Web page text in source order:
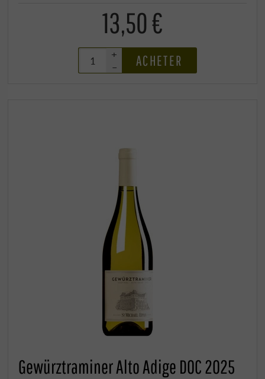
13,50 €
+
–
ACHETER
Gewürztraminer Alto Adige DOC 2025